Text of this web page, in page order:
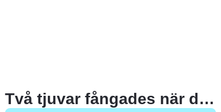
Två tjuvar fångades när de stal en kalender. De fick 6 månader var.